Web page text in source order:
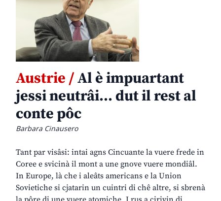
Austrie /Al è impuartant
jessi neutrâi… dut il rest al
conte pôc
Barbara Cinausero
Tant par visâsi: intai agns Cincuante la vuere frede in
Coree e svicinà il mont a une gnove vuere mondiâl.
In Europe, là che i aleâts americans e la Union
Sovietiche si cjatarin un cuintri di chê altre, si sbrenà